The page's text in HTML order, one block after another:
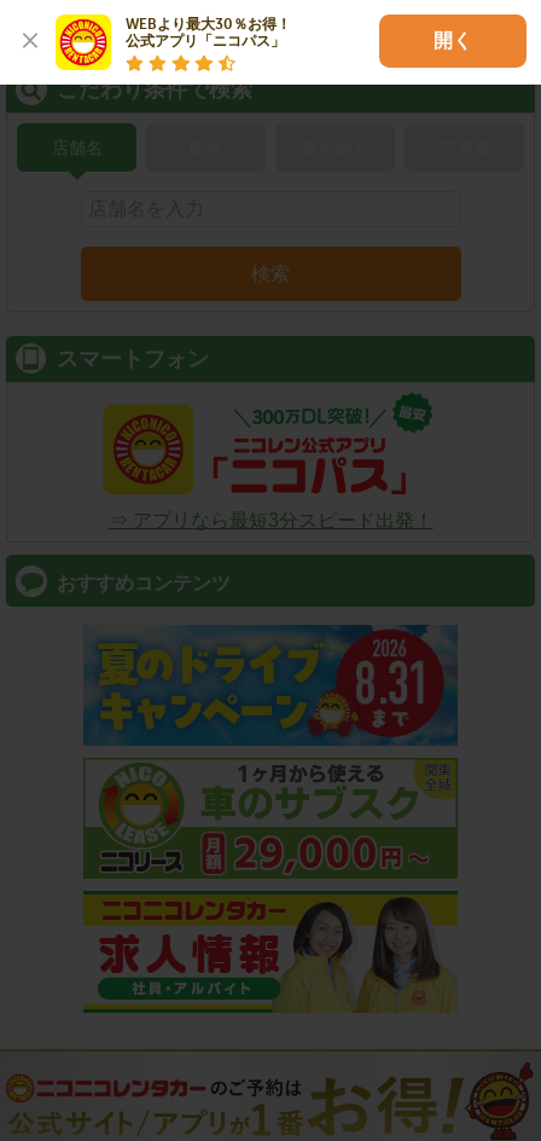
WEBより最大30％お得！
公式アプリ「ニコパス」
開く
こだわり条件で検索
店舗名
検索
スマートフォン
⇒ アプリなら最短3分スピード出発！
おすすめコンテンツ